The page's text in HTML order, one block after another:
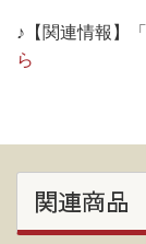
♪【関連情報】
ら
関連商品